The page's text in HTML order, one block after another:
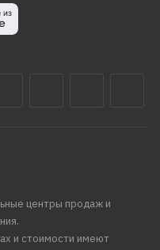
центры продаж и
и стоимости имеют